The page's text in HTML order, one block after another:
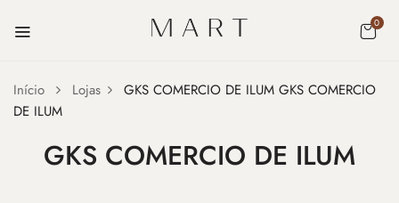
0
Início Lojas GKS COMERCIO DE ILUM GKS COMERCIO
DE ILUM
GKS COMERCIO DE ILUM